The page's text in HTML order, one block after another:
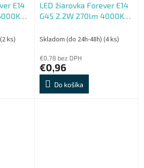
E14
(2 ks)
LED žiarovka Forever E14
G45 2.2W 270lm 4000K
trieda E
Skladom (do 24h-48h) (4 ks)
€0,78 bez DPH
€0,96
Do košíka